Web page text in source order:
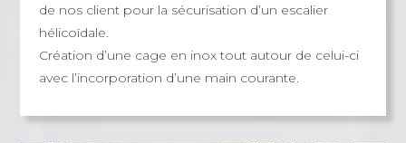
de nos client pour la sécurisation d’un escalier
hélicoïdale.
Création d’une cage en inox tout autour de celui-ci
avec l’incorporation d’une main courante.